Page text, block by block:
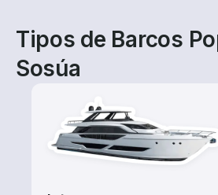
Tipos de Barcos
Sosúa